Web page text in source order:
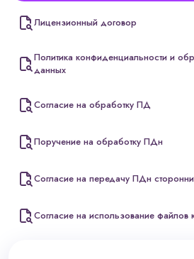
Лицензионный договор
Политика конфиденциальности и
данных
Согласие на обработку ПД
Поручение на обработку ПДн
Согласие на передачу ПДн
Согласие на использование файлов